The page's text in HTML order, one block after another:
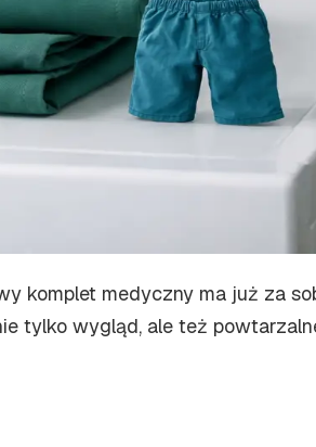
komplet medyczny ma już za
tylko wygląd, ale też